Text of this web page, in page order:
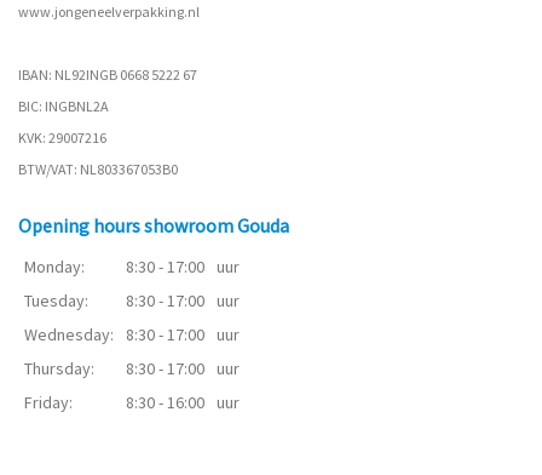
www.jongeneelverpakking.nl
IBAN: NL92INGB 0668 5222 67
BIC: INGBNL2A
KVK: 29007216
BTW/VAT: NL803367053B0
Opening hours showroom Gouda
Monday: 8:30 - 17:00 uur
Tuesday:
8:30 - 17:00 uur
Wednesday:
8:30 - 17:00 uur
Thursday:
8:30 - 17:00 uur
Friday:
8:30 - 16:00 uur